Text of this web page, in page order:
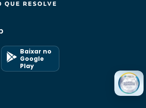
Baixar no
Google
Play